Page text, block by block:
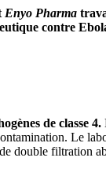
Enyo Pharma
contre
de classe 4.
Le
double filtration